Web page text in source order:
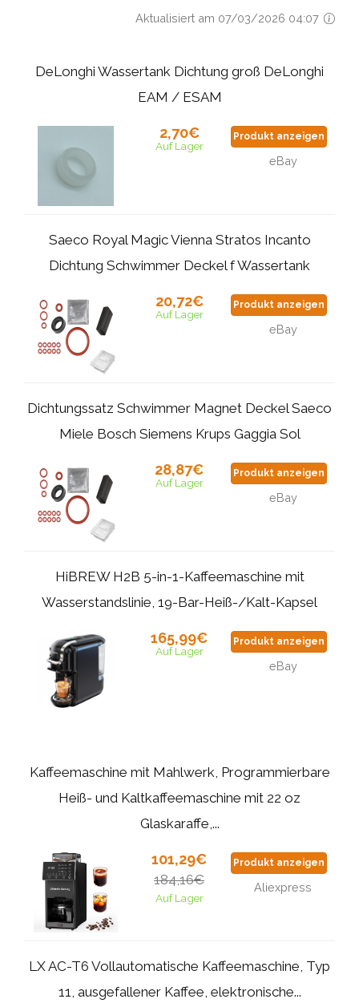
Aktualisiert am 07/03/2026 04:07
DeLonghi Wassertank Dichtung groß DeLonghi
EAM / ESAM
2,70€
Auf Lager
Produkt anzeigen
eBay
Saeco Royal Magic Vienna Stratos Incanto
Dichtung Schwimmer Deckel f Wassertank
20,72€
Auf Lager
Produkt anzeigen
eBay
Dichtungssatz Schwimmer Magnet Deckel Saeco
Miele Bosch Siemens Krups Gaggia Sol
28,87€
Auf Lager
Produkt anzeigen
eBay
HiBREW H2B 5-in-1-Kaffeemaschine mit
Wasserstandslinie, 19-Bar-Heiß-/Kalt-Kapsel
165,99€
Auf Lager
Produkt anzeigen
eBay
Kaffeemaschine mit Mahlwerk, Programmierbare
Heiß- und Kaltkaffeemaschine mit 22 oz
Glaskaraffe,...
101,29€
184,16€
Auf Lager
Produkt anzeigen
Aliexpress
LX AC-T6 Vollautomatische Kaffeemaschine, Typ
11, ausgefallener Kaffee, elektronische...